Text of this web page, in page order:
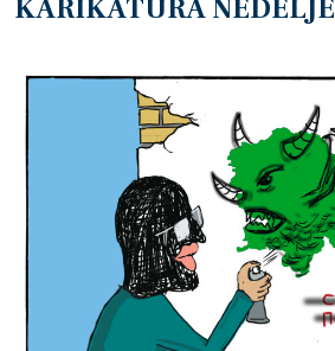
KARIKATURA NEDELJE